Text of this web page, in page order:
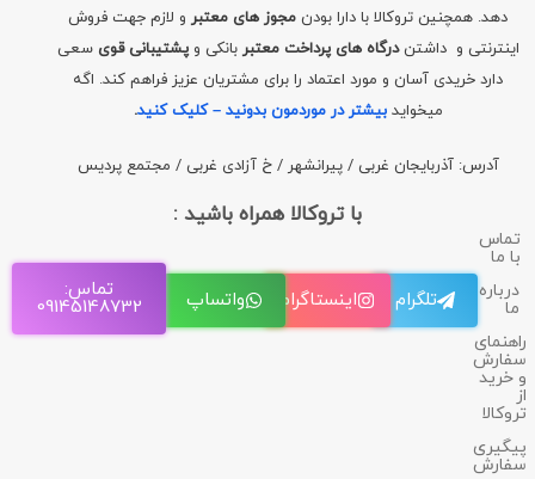
دهد. همچنین تروکالا با دارا بودن مجوز های معتبرو لازم جهت فروش
اینترنتی و داشتندرگاه های پرداخت معتبر بانکی وپشتیبانی قوی سعی
دارد خریدی آسان و مورد اعتماد را برای مشتریان عزیز فراهم کند. اگه
میخوایدبیشتر در موردمون بدونید – کلیک کنید.
آدرس: آذربایجان غربی / پیرانشهر / خ آزادی غربی / مجتمع پردیس
با تروکالا همراه باشید :
تماس
با ما
درباره
ما
راهنمای
سفارش
و خرید
از
تروکالا
پیگیری
سفارش
تلگرام اینستاگرام واتساپ تماس:
09145148732